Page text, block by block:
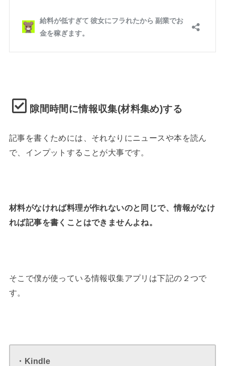
隙間時間に情報収集(材料集め)する
記事を書くためには、それなりにニュースや本を読ん
で、インプットすることが大事です。
材料がなければ料理が作れないのと同じで、情報がなけ
れば記事を書くことはできませんよね。
そこで僕が使っている情報収集アプリは下記の２つで
す。
・Kindle